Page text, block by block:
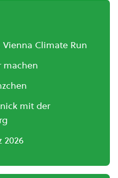
Vienna Climate Run
machen
mit der
2026